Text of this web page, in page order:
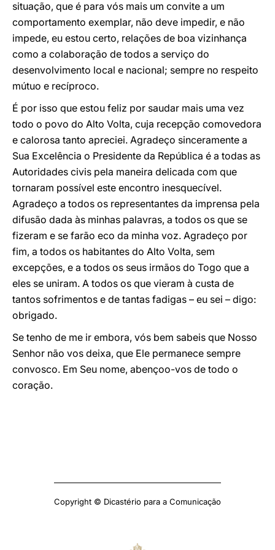
situação, que é para vós mais um convite a um
comportamento exemplar, não deve impedir, e não
impede, eu estou certo, relações de boa vizinhança
como a colaboração de todos a serviço do
desenvolvimento local e nacional; sempre no respeito
mútuo e recíproco.
É por isso que estou feliz por saudar mais uma vez
todo o povo do Alto Volta, cuja recepção comovedora
e calorosa tanto apreciei. Agradeço sinceramente a
Sua Excelência o Presidente da República é a todas as
Autoridades civis pela maneira delicada com que
tornaram possível este encontro inesquecível.
Agradeço a todos os representantes da imprensa pela
difusão dada às minhas palavras, a todos os que se
fizeram e se farão eco da minha voz. Agradeço por
fim, a todos os habitantes do Alto Volta, sem
excepções, e a todos os seus irmãos do Togo que a
eles se uniram. A todos os que vieram à custa de
tantos sofrimentos e de tantas fadigas – eu sei – digo:
obrigado.
Se tenho de me ir embora, vós bem sabeis que Nosso
Senhor não vos deixa, que Ele permanece sempre
convosco. Em Seu nome, abençoo-vos de todo o
coração.
Copyright © Dicastério para a Comunicação